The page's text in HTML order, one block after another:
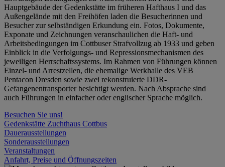
Hauptgebäude der Gedenkstätte im früheren Hafthaus I und das
Außengelände mit den Freihöfen laden die Besucherinnen und
Besucher zur selbständigen Erkundung ein. Fotos, Dokumente,
Exponate und Zeichnungen veranschaulichen die Haft- und
Arbeitsbedingungen im Cottbuser Strafvollzug ab 1933 und geben
Einblick in die Verfolgungs- und Repressionsmechanismen des
jeweiligen Herrschaftssystems. Im Rahmen von Führungen können
Einzel- und Arrestzellen, die ehemalige Werkhalle des VEB
Pentacon Dresden sowie zwei rekonstruierte DDR-
Gefangenentransporter besichtigt werden. Nach Absprache sind
auch Führungen in einfacher oder englischer Sprache möglich.
Besuchen Sie uns!
Gedenkstätte Zuchthaus Cottbus
Dauerausstellungen
Sonderausstellungen
Veranstaltungen
Anfahrt, Preise und Öffnungszeiten